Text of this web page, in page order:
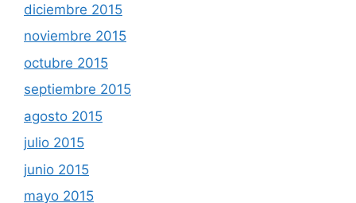
diciembre 2015
noviembre 2015
octubre 2015
septiembre 2015
agosto 2015
julio 2015
junio 2015
mayo 2015